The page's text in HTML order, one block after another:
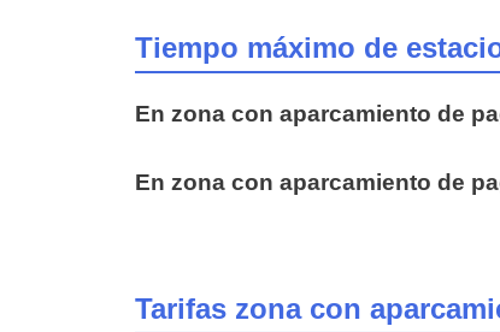
Tiempo máximo de
En zona con aparcamiento de
En zona con aparcamiento de
Tarifas zona con